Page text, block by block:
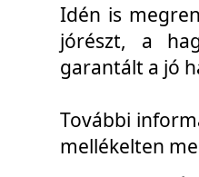
Idén is
jórészt, a
garantált a jó
További
mellékelten